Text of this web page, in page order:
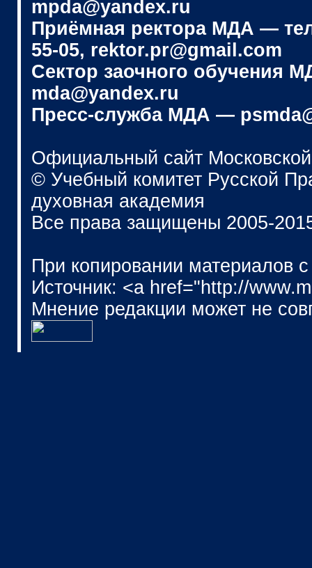
mpda@yandex.ru
Приёмная ректора МДА —
55-05, rektor.pr@gmail.com
Сектор заочного обучения
mda@yandex.ru
Пресс-служба МДА —
Официальный сайт
© Учебный комитет Русской
духовная академия
Все права защищены 2005-
При копировании материалов
Источник: <a href="http://
Мнение редакции может не